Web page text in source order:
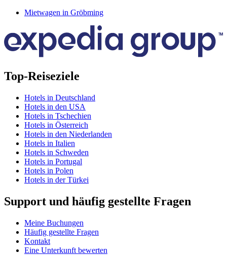
Mietwagen in Gröbming
Top-Reiseziele
Hotels in Deutschland
Hotels in den USA
Hotels in Tschechien
Hotels in Österreich
Hotels in den Niederlanden
Hotels in Italien
Hotels in Schweden
Hotels in Portugal
Hotels in Polen
Hotels in der Türkei
Support und häufig gestellte Fragen
Meine Buchungen
Häufig gestellte Fragen
Kontakt
Eine Unterkunft bewerten